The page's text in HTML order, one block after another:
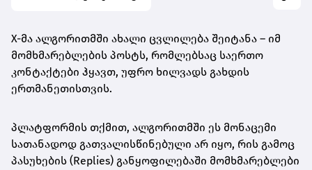
X-მა ალგორითმში ახალი ცვლილება შეიტანა – იმ
მომხმარებლების პოსტს, რომლებსაც საერთო
კონტაქტები ჰყავთ, უფრო ხილვადს გახდის
ერთმანეთისთვის.
პლატფორმის თქმით, ალგორითმში ეს მონაცემი
სათანადოდ გათვალისწინებული არ იყო, რის გამოც
პასუხების (Replies) განყოფილებაში მომხმარებლები